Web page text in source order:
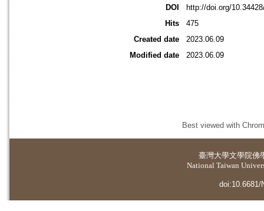
DOI
http://doi.org/
Hits
475
Created date
2023.06.09
Modified date
2023.06.09
Best viewed with
臺灣大學文學院佛
National Taiwan
doi:10.6681/